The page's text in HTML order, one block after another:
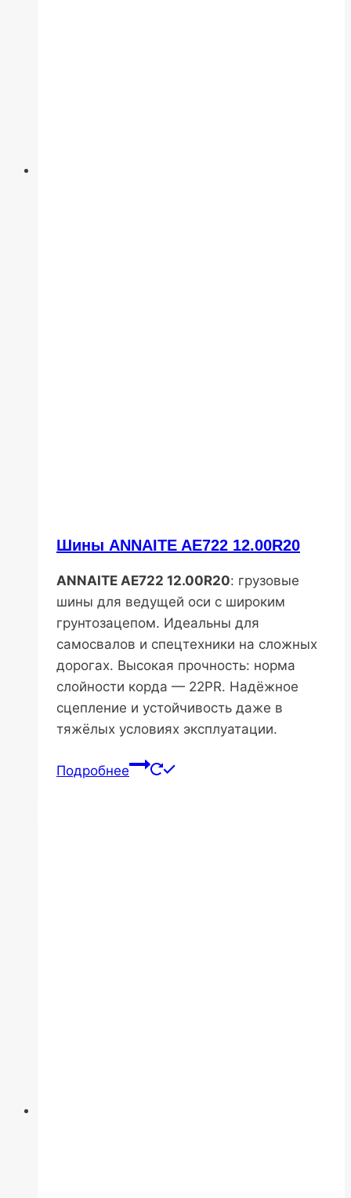
Шины ANNAITE AE722 12.00R20
ANNAITE AE722 12.00R20: грузовые
шины для ведущей оси с широким
грунтозацепом. Идеальны для
самосвалов и спецтехники на сложных
дорогах. Высокая прочность: норма
слойности корда — 22PR. Надёжное
сцепление и устойчивость даже в
тяжёлых условиях эксплуатации.
Подробнее